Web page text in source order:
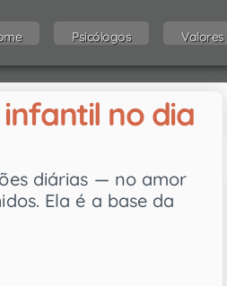
Psicólogos Valores
no dia
diárias — no amor
Ela é a base da